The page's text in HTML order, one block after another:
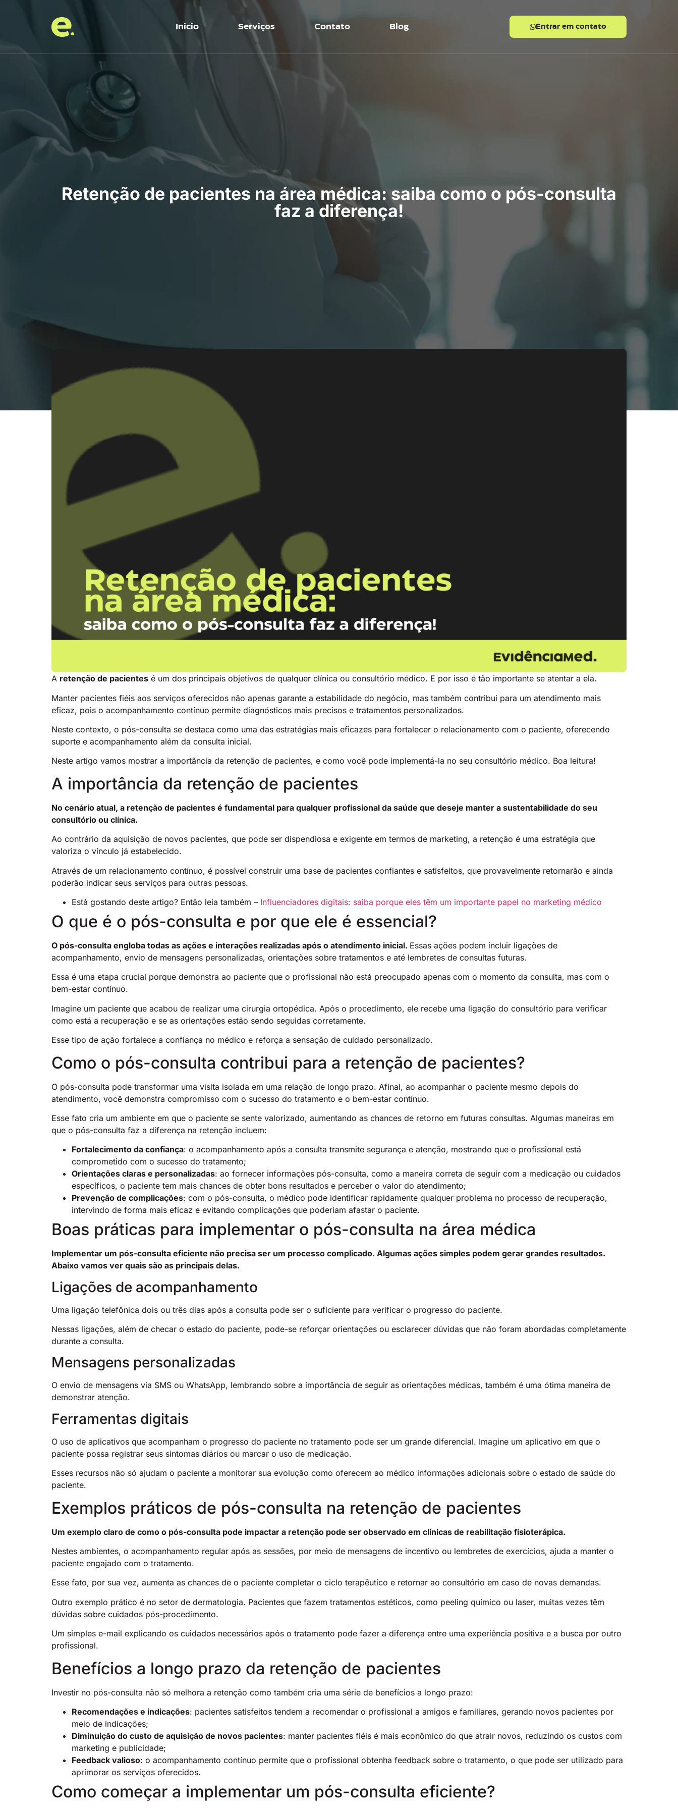
Inicio Serviços Contato Blog Entrar em contato
Retenção de pacientes na área médica: saiba como o pós-consulta
faz a diferença!
A retenção de pacientes é um dos principais objetivos de qualquer clínica ou consultório médico. E por isso é tão importante se atentar a ela.
Manter pacientes fiéis aos serviços oferecidos não apenas garante a estabilidade do negócio, mas também contribui para um atendimento mais
eficaz, pois o acompanhamento contínuo permite diagnósticos mais precisos e tratamentos personalizados.
Neste contexto, o pós-consulta se destaca como uma das estratégias mais eficazes para fortalecer o relacionamento com o paciente, oferecendo
suporte e acompanhamento além da consulta inicial.
Neste artigo vamos mostrar a importância da retenção de pacientes, e como você pode implementá-la no seu consultório médico. Boa leitura!
A importância da retenção de pacientes
No cenário atual, a retenção de pacientes é fundamental para qualquer profissional da saúde que deseje manter a sustentabilidade do seu
consultório ou clínica.
Ao contrário da aquisição de novos pacientes, que pode ser dispendiosa e exigente em termos de marketing, a retenção é uma estratégia que
valoriza o vínculo já estabelecido.
Através de um relacionamento contínuo, é possível construir uma base de pacientes confiantes e satisfeitos, que provavelmente retornarão e ainda
poderão indicar seus serviços para outras pessoas.
Está gostando deste artigo? Então leia também – Influenciadores digitais: saiba porque eles têm um importante papel no marketing médico
O que é o pós-consulta e por que ele é essencial?
O pós-consulta engloba todas as ações e interações realizadas após o atendimento inicial. Essas ações podem incluir ligações de
acompanhamento, envio de mensagens personalizadas, orientações sobre tratamentos e até lembretes de consultas futuras.
Essa é uma etapa crucial porque demonstra ao paciente que o profissional não está preocupado apenas com o momento da consulta, mas com o
bem-estar contínuo.
Imagine um paciente que acabou de realizar uma cirurgia ortopédica. Após o procedimento, ele recebe uma ligação do consultório para verificar
como está a recuperação e se as orientações estão sendo seguidas corretamente.
Esse tipo de ação fortalece a confiança no médico e reforça a sensação de cuidado personalizado.
Como o pós-consulta contribui para a retenção de pacientes?
O pós-consulta pode transformar uma visita isolada em uma relação de longo prazo. Afinal, ao acompanhar o paciente mesmo depois do
atendimento, você demonstra compromisso com o sucesso do tratamento e o bem-estar contínuo.
Esse fato cria um ambiente em que o paciente se sente valorizado, aumentando as chances de retorno em futuras consultas. Algumas maneiras em
que o pós-consulta faz a diferença na retenção incluem:
Fortalecimento da confiança: o acompanhamento após a consulta transmite segurança e atenção, mostrando que o profissional está
comprometido com o sucesso do tratamento;
Orientações claras e personalizadas: ao fornecer informações pós-consulta, como a maneira correta de seguir com a medicação ou cuidados
específicos, o paciente tem mais chances de obter bons resultados e perceber o valor do atendimento;
Prevenção de complicações: com o pós-consulta, o médico pode identificar rapidamente qualquer problema no processo de recuperação,
intervindo de forma mais eficaz e evitando complicações que poderiam afastar o paciente.
Boas práticas para implementar o pós-consulta na área médica
Implementar um pós-consulta eficiente não precisa ser um processo complicado. Algumas ações simples podem gerar grandes resultados.
Abaixo vamos ver quais são as principais delas.
Ligações de acompanhamento
Uma ligação telefônica dois ou três dias após a consulta pode ser o suficiente para verificar o progresso do paciente.
Nessas ligações, além de checar o estado do paciente, pode-se reforçar orientações ou esclarecer dúvidas que não foram abordadas completamente
durante a consulta.
Mensagens personalizadas
O envio de mensagens via SMS ou WhatsApp, lembrando sobre a importância de seguir as orientações médicas, também é uma ótima maneira de
demonstrar atenção.
Ferramentas digitais
O uso de aplicativos que acompanham o progresso do paciente no tratamento pode ser um grande diferencial. Imagine um aplicativo em que o
paciente possa registrar seus sintomas diários ou marcar o uso de medicação.
Esses recursos não só ajudam o paciente a monitorar sua evolução como oferecem ao médico informações adicionais sobre o estado de saúde do
paciente.
Exemplos práticos de pós-consulta na retenção de pacientes
Um exemplo claro de como o pós-consulta pode impactar a retenção pode ser observado em clínicas de reabilitação fisioterápica.
Nestes ambientes, o acompanhamento regular após as sessões, por meio de mensagens de incentivo ou lembretes de exercícios, ajuda a manter o
paciente engajado com o tratamento.
Esse fato, por sua vez, aumenta as chances de o paciente completar o ciclo terapêutico e retornar ao consultório em caso de novas demandas.
Outro exemplo prático é no setor de dermatologia. Pacientes que fazem tratamentos estéticos, como peeling químico ou laser, muitas vezes têm
dúvidas sobre cuidados pós-procedimento.
Um simples e-mail explicando os cuidados necessários após o tratamento pode fazer a diferença entre uma experiência positiva e a busca por outro
profissional.
Benefícios a longo prazo da retenção de pacientes
Investir no pós-consulta não só melhora a retenção como também cria uma série de benefícios a longo prazo:
Recomendações e indicações: pacientes satisfeitos tendem a recomendar o profissional a amigos e familiares, gerando novos pacientes por
meio de indicações;
Diminuição do custo de aquisição de novos pacientes: manter pacientes fiéis é mais econômico do que atrair novos, reduzindo os custos com
marketing e publicidade;
Feedback valioso: o acompanhamento contínuo permite que o profissional obtenha feedback sobre o tratamento, o que pode ser utilizado para
aprimorar os serviços oferecidos.
Como começar a implementar um pós-consulta eficiente?